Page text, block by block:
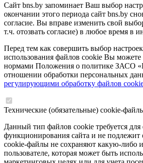
Сайт bns.by запоминает Ваш выбор
окончании этого периода сайт bns.by
согласие. Вы вправе изменить свой
т.ч. отозвать согласие) в любое время в
Перед тем как совершить выбор
использования файлов cookie Вы можете
нормами Положения о политике ЗАСО
отношении обработки персональных
регулирующими обработку файлов
Технические (обязательные) cookie-
Данный тип файлов cookie требуется для
функционирования сайта и не
сookie-файлы не сохраняют какую-либо
пользователе, которая может быть